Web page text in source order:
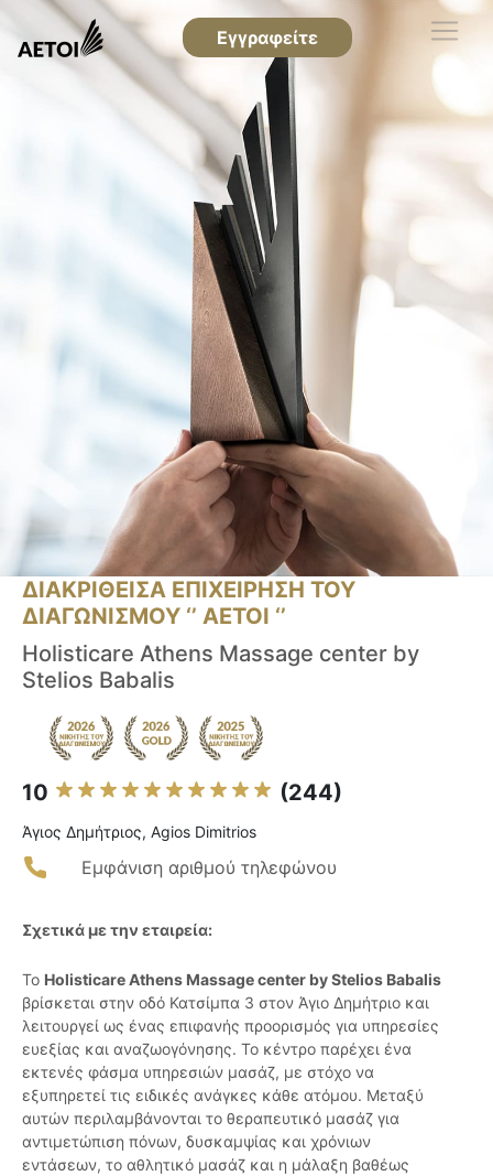
Εγγραφείτε
ΔΙΑΚΡΙΘΕΙΣΑ ΕΠΙΧΕΙΡΗΣΗ ΤΟΥ
ΔΙΑΓΩΝΙΣΜΟΥ ‘’ ΑΕΤΟΙ ‘’
Holisticare Athens Massage center by
Stelios Babalis
10 (244)
Άγιος Δημήτριος, Agios Dimitrios
Εμφάνιση αριθμού τηλεφώνου
Σχετικά με την εταιρεία:
Το Holisticare Athens Massage center by Stelios Babalis
βρίσκεται στην οδό Κατσίμπα 3 στον Άγιο Δημήτριο και
λειτουργεί ως ένας επιφανής προορισμός για υπηρεσίες
ευεξίας και αναζωογόνησης. Το κέντρο παρέχει ένα
εκτενές φάσμα υπηρεσιών μασάζ, με στόχο να
εξυπηρετεί τις ειδικές ανάγκες κάθε ατόμου. Μεταξύ
αυτών περιλαμβάνονται το θεραπευτικό μασάζ για
αντιμετώπιση πόνων, δυσκαμψίας και χρόνιων
εντάσεων, το αθλητικό μασάζ και η μάλαξη βαθέως